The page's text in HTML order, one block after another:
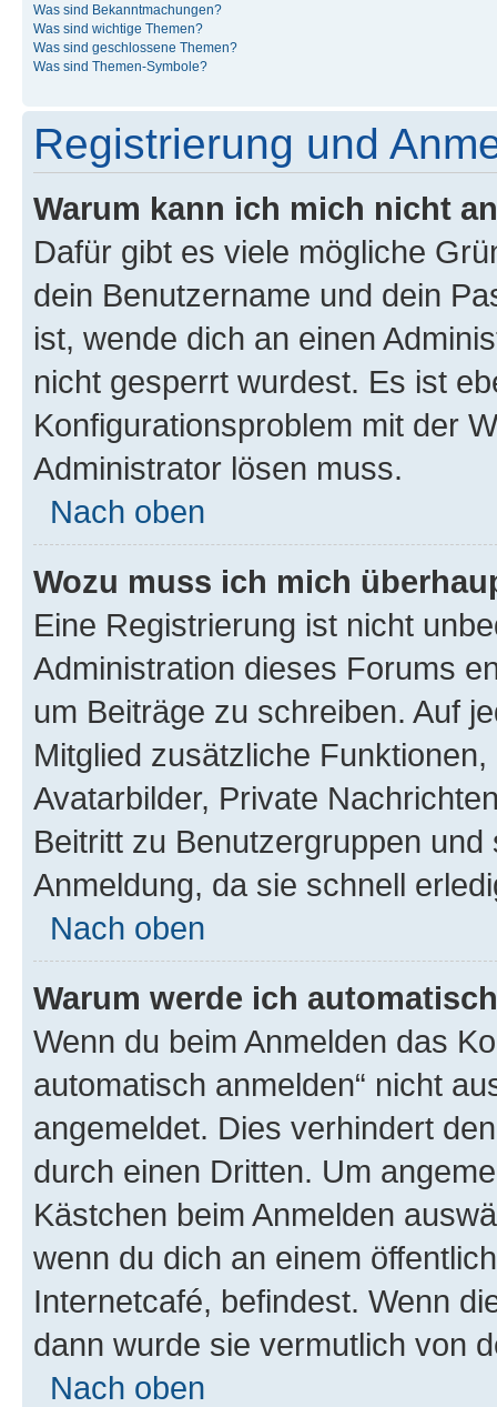
Was sind Bekanntmachungen?
Was sind wichtige Themen?
Was sind geschlossene Themen?
Was sind Themen-Symbole?
Registrierung und
Warum kann ich mich nicht
Dafür gibt es viele mögliche
dein Benutzername und dein
ist, wende dich an einen
nicht gesperrt wurdest. Es ist
Konfigurationsproblem mit der
Administrator lösen muss.
Nach oben
Wozu muss ich mich
Eine Registrierung ist nicht
Administration dieses Forums
um Beiträge zu schreiben. Auf
Mitglied zusätzliche
Avatarbilder, Private
Beitritt zu Benutzergruppen
Anmeldung, da sie schnell
Nach oben
Warum werde ich
Wenn du beim Anmelden das
automatisch anmelden“ nicht
angemeldet. Dies verhindert
durch einen Dritten. Um
Kästchen beim Anmelden
wenn du dich an einem
Internetcafé, befindest. Wenn
dann wurde sie vermutlich von
Nach oben